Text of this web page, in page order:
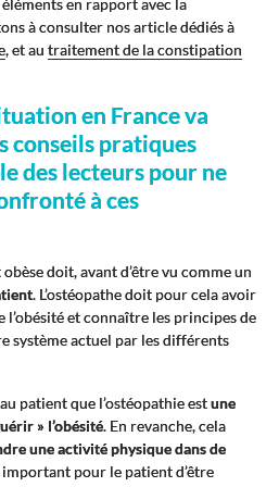
en rapport avec la
à consulter nos article dédiés à
, et au traitement de la constipation
en France va
conseils pratiques
des lecteurs pour ne
à ces
doit, avant d’être vu comme un
. L’ostéopathe doit pour cela avoir
l’obésité et connaître les principes de
système actuel par les différents
patient que l’ostéopathie estune
» l’obésité. En revanche, cela
une activité physique dans de
important pour le patient d’être